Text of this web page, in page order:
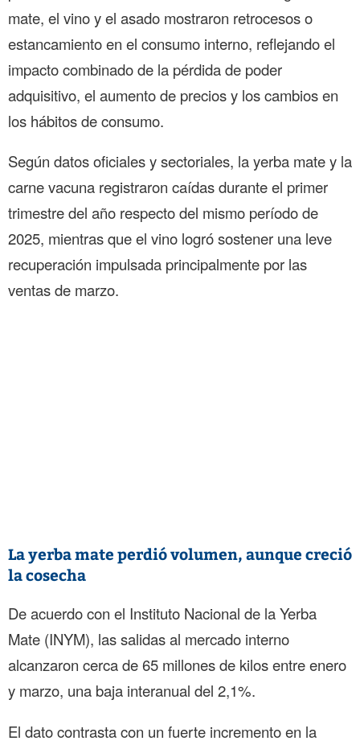
mate, el vino y el asado mostraron retrocesos o
estancamiento en el consumo interno, reflejando el
impacto combinado de la pérdida de poder
adquisitivo, el aumento de precios y los cambios en
los hábitos de consumo.
Según datos oficiales y sectoriales, la yerba mate y la
carne vacuna registraron caídas durante el primer
trimestre del año respecto del mismo período de
2025, mientras que el vino logró sostener una leve
recuperación impulsada principalmente por las
ventas de marzo.
La yerba mate perdió volumen, aunque creció
la cosecha
De acuerdo con el Instituto Nacional de la Yerba
Mate (INYM), las salidas al mercado interno
alcanzaron cerca de 65 millones de kilos entre enero
y marzo, una baja interanual del 2,1%.
El dato contrasta con un fuerte incremento en la